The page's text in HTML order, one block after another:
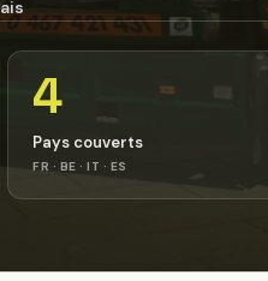
4
Pays couverts
FR · BE · IT · ES